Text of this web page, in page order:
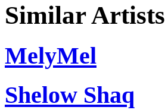
Similar Artists
MelyMel
Shelow Shaq